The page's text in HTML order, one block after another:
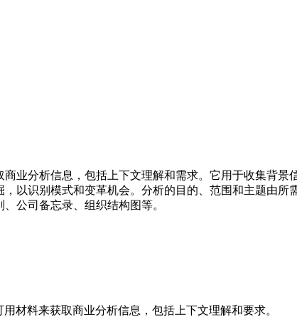
业分析信息，包括上下文理解和需求。它用于收集背
以识别模式和变革机会。分析的目的、范围和主题由
公司备忘录、组织结构图等。
用材料来获取商业分析信息，包括上下文理解和要求。